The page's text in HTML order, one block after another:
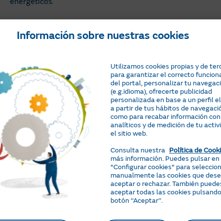
centro hospitalario que
ropa blanca, esterilización de equipos y calefacción. Una
determinar cuál es el combustible o la fuente energética
planteadas y también instalará los distintos equipos
caliente y del vapor a alta presión, encargándose
todos los equipos y suministrando al hospital el agua y el
Tarifa por Uso Luz
La tranquilidad de un precio fijo las 24h
durante 1 año.
Sin permanencia. Sin necesidad de
servicios adicionales.
Me interesa
Información sobre nuestras cookies
Utilizamos cookies propias y de
para garantizar el correcto
del portal, personalizar tu
(e.g.idioma), ofrecerte publicidad
personalizada en base a un perfil
a partir de tus hábitos de
como para recabar información
analíticos y de medición de tu
el sitio web.
Consulta nuestra Política de
más información. Puedes pulsar en
"Configurar cookies" para
manualmente las cookies que
aceptar o rechazar. También
aceptar todas las cookies
botón ‘‘Aceptar’’.